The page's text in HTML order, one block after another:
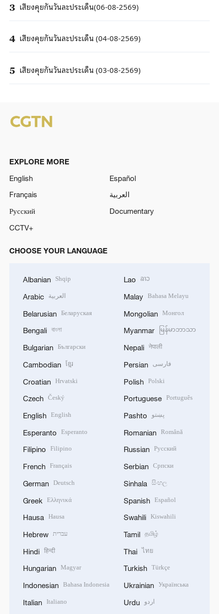
3 เสียงคุยกันวันละประเด็น(06-08-2569)
4 เสียงคุยกันวันละประเด็น (04-08-2569)
5 เสียงคุยกันวันละประเด็น (03-08-2569)
EXPLORE MORE
English
Español
Français
العربية
Русский
Documentary
CCTV+
CHOOSE YOUR LANGUAGE
Albanian Shqip
Arabic العربية
Belarusian Беларуская
Bengali বাংলা
Bulgarian Български
Cambodian ខ្មែរ
Croatian Hrvatski
Czech Český
English English
Esperanto Esperanto
Filipino Filipino
French Français
German Deutsch
Greek Ελληνικά
Hausa Hausa
Hebrew עברית
Hindi हिन्दी
Hungarian Magyar
Indonesian Bahasa Indonesia
Italian Italiano
Lao ລາວ
Malay Bahasa Melayu
Mongolian Монгол
Myanmar မြန်မာဘာသာ
Nepali नेपाली
Persian فارسی
Polish Polski
Portuguese Português
Pashto پښتو
Romanian Română
Russian Русский
Serbian Српски
Sinhala සිංහල
Spanish Español
Swahili Kiswahili
Tamil தமிழ்
Thai ไทย
Turkish Türkçe
Ukrainian Українська
Urdu اردو